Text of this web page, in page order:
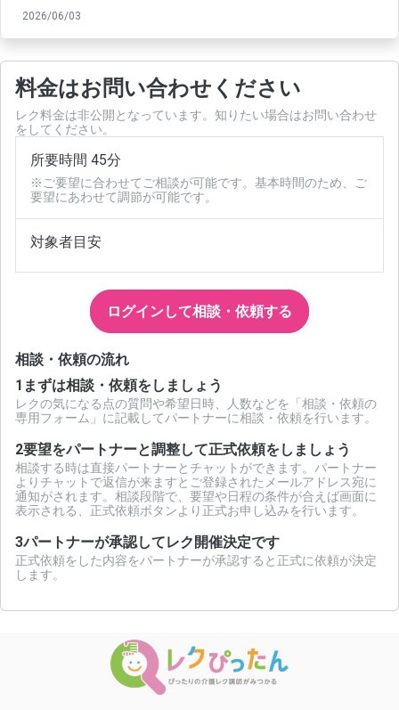
2026/06/03
料金はお問い合わせください
レク料金は非公開となっています。知りたい場合はお問い合わせ
をしてください。
所要時間 45分
※ご要望に合わせてご相談が可能です。基本時間のため、ご
要望にあわせて調節が可能です。
対象者目安
ログインして相談・依頼する
相談・依頼の流れ
1 まずは相談・依頼をしましょう
レクの気になる点の質問や希望日時、人数などを「相談・依頼の
専用フォーム」に記載してパートナーに相談・依頼を行います。
2要望をパートナーと調整して正式依頼をしましょう
相談する時は直接パートナーとチャットができます。パートナー
よりチャットで返信が来ますとご登録されたメールアドレス宛に
通知がされます。相談段階で、要望や日程の条件が合えば画面に
表示される、正式依頼ボタンより正式お申し込みを行います。
3パートナーが承認してレク開催決定です
正式依頼をした内容をパートナーが承認すると正式に依頼が決定
します。